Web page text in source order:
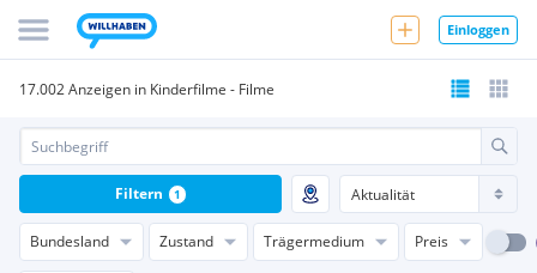
Einloggen
17.002 Anzeigen in Kinderfilme - Filme
Bundesland Zustand Trägermedium Preis
Filtern 1